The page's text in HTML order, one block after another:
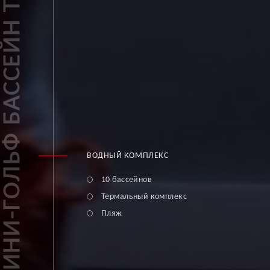
ВОДНЫЙ КОМПЛЕКС
10 бассейнов
Термальный комплекс
Пляж